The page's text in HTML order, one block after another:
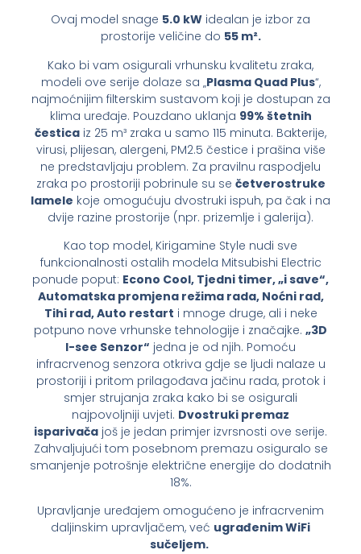
Ovaj model snage 5.0 kW idealan je izbor za
prostorije veličine do 55 m².
Kako bi vam osigurali vrhunsku kvalitetu zraka,
modeli ove serije dolaze sa „Plasma Quad Plus“,
najmoćnijim filterskim sustavom koji je dostupan za
klima uređaje. Pouzdano uklanja 99% štetnih
čestica iz 25 m³ zraka u samo 115 minuta. Bakterije,
virusi, plijesan, alergeni, PM2.5 čestice i prašina više
ne predstavljaju problem. Za pravilnu raspodjelu
zraka po prostoriji pobrinule su se četverostruke
lamele koje omogućuju dvostruki ispuh, pa čak i na
dvije razine prostorije (npr. prizemlje i galerija).
Kao top model, Kirigamine Style nudi sve
funkcionalnosti ostalih modela Mitsubishi Electric
ponude poput: Econo Cool, Tjedni timer, „i save“,
Automatska promjena režima rada, Noćni rad,
Tihi rad, Auto restart i mnoge druge, ali i neke
potpuno nove vrhunske tehnologije i značajke. „3D
I-see Senzor“ jedna je od njih. Pomoću
infracrvenog senzora otkriva gdje se ljudi nalaze u
prostoriji i pritom prilagođava jačinu rada, protok i
smjer strujanja zraka kako bi se osigurali
najpovoljniji uvjeti. Dvostruki premaz
isparivača još je jedan primjer izvrsnosti ove serije.
Zahvaljujući tom posebnom premazu osiguralo se
smanjenje potrošnje električne energije do dodatnih
18%.
Upravljanje uređajem omogućeno je infracrvenim
daljinskim upravljačem, već ugrađenim WiFi
sučeljem.